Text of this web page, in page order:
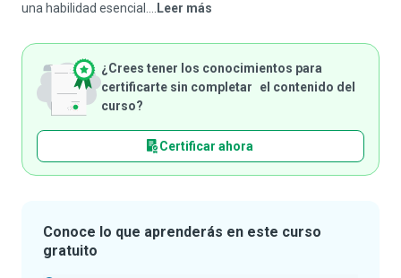
una habilidad esencial....
Leer más
¿Crees tener los conocimientos para
certificarte sin completar el contenido del
curso?
Certificar ahora
Conoce lo que aprenderás en este curso
gratuito